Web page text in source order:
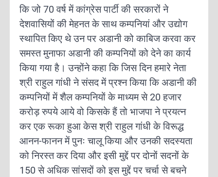
कि जो 70 वर्ष में कांग्रेस पार्टी की सरकारों ने
देशवासियों की मेहनत के साथ कम्पनियां और उद्योग
स्थापित किए थे उन पर अडानी को काबिज करवा कर
समस्त मुनाफा अडानी की कम्पनियों को देने का कार्य
किया गया है। उन्होंने कहा कि जिस दिन हमारे नेता
श्री राहुल गांधी ने संसद में प्रश्न किया कि अडानी की
कम्पनियों में शैल कम्पनियों के माध्यम से 20 हजार
करोड़ रुपये आये वो किसके हैं तो भाजपा ने प्रयत्न
कर एक रूका हुआ केस श्री राहुल गांधी के विरूद्ध
आनन-फानन में पुनः चालू किया और उनकी सदस्यता
को निरस्त कर दिया और इसी मुद्दें पर दोनों सदनों के
150 से अधिक सांसदों को इस मुद्दें पर चर्चा से बचने